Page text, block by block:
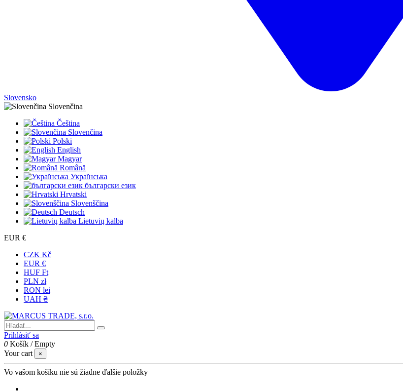
Slovensko
Slovenčina
Čeština
Slovenčina
Polski
English
Magyar
Română
Українська
български език
Hrvatski
Slovenščina
Deutsch
Lietuvių kalba
EUR €
CZK Kč
EUR €
HUF Ft
PLN zł
RON lei
UAH ₴
Prihlásiť sa
0 Košík /Empty
Your cart
×
Vo vašom košíku nie sú žiadne ďalšie položky